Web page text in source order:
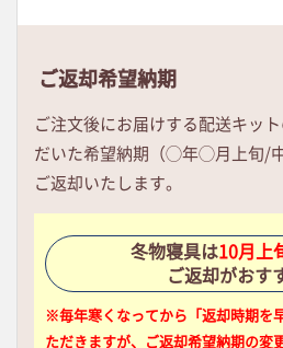
ご返却希望納期
ご注文後にお届けする配送キッ
だいた希望納期（◯年◯月上旬/
ご返却いたします。
冬物寝具は10月上
ご返却がおす
※毎年寒くなってから「返却時期を
ただきますが、ご返却希望納期の変